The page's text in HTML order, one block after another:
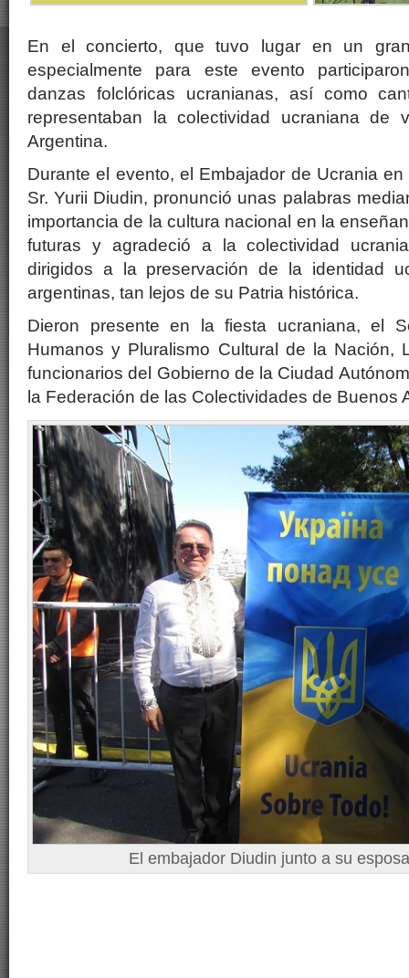
En el concierto, que tuvo lugar en un
especialmente para este evento
danzas folclóricas ucranianas, así como
representaban la colectividad ucraniana de
Argentina.
Durante el evento, el Embajador de Ucrania
Sr. Yurii Diudin, pronunció unas palabras
importancia de la cultura nacional en la
futuras y agradeció a la colectividad
dirigidos a la preservación de la identidad
argentinas, tan lejos de su Patria histórica.
Dieron presente en la fiesta ucraniana, el
Humanos y Pluralismo Cultural de la Nación,
funcionarios del Gobierno de la Ciudad
la Federación de las Colectividades de Buenos
El embajador Diudin junto a su esposa